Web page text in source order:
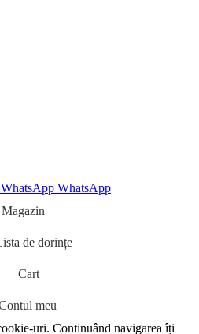
WhatsApp WhatsApp
Magazin
de dorințe
Cart
meu
uri. Continuând navigarea îți